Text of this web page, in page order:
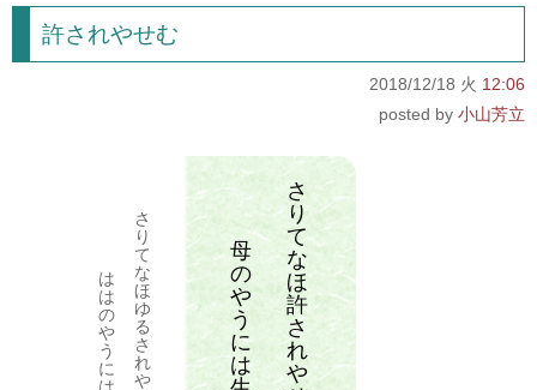
許されやせむ
2018/12/18 火 12:06
小山芳立
さ
り
て
な
ほ
許
さ
れ
や
母
の
や
う
に
は
さ
り
て
な
ほ
ゆ
る
さ
れ
や
は
は
の
や
う
に